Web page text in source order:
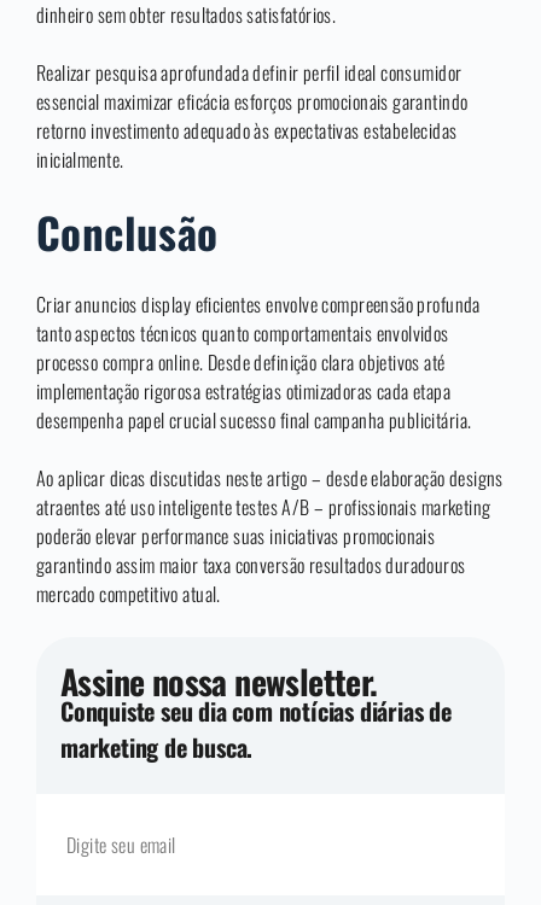
dinheiro sem obter resultados satisfatórios.
Realizar pesquisa aprofundada definir perfil ideal consumidor
essencial maximizar eficácia esforços promocionais garantindo
retorno investimento adequado às expectativas estabelecidas
inicialmente.
Conclusão
Criar anuncios display eficientes envolve compreensão profunda
tanto aspectos técnicos quanto comportamentais envolvidos
processo compra online. Desde definição clara objetivos até
implementação rigorosa estratégias otimizadoras cada etapa
desempenha papel crucial sucesso final campanha publicitária.
Ao aplicar dicas discutidas neste artigo – desde elaboração designs
atraentes até uso inteligente testes A/B – profissionais marketing
poderão elevar performance suas iniciativas promocionais
garantindo assim maior taxa conversão resultados duradouros
mercado competitivo atual.
Assine nossa newsletter.
Conquiste seu dia com notícias diárias de
marketing de busca.